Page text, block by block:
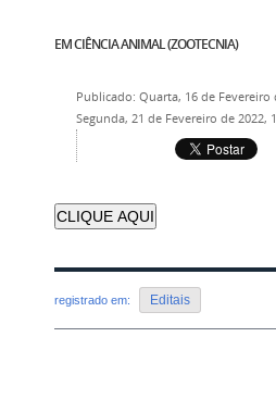
EM CIÊNCIA ANIMAL (ZOOTECNIA)
Publicado: Quarta, 16 de Fevereiro
Segunda, 21 de Fevereiro de 2022,
CLIQUE AQUI
registrado em: Editais